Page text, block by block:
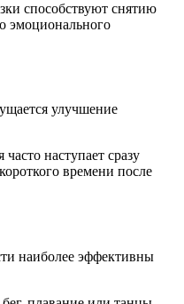
способствуют снятию
эмоционального
улучшение
наступает сразу
времени после
наиболее эффективны